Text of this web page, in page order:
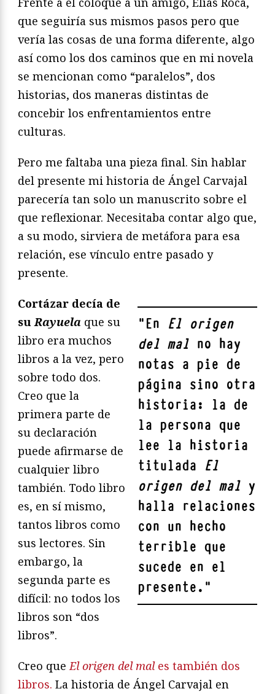
que seguiría sus mismos pasos pero que
vería las cosas de una forma diferente, algo
así como los dos caminos que en mi novela
se mencionan como “paralelos”, dos
historias, dos maneras distintas de
concebir los enfrentamientos entre
culturas.
Pero me faltaba una pieza final. Sin hablar
del presente mi historia de Ángel Carvajal
parecería tan solo un manuscrito sobre el
que reflexionar. Necesitaba contar algo que,
a su modo, sirviera de metáfora para esa
relación, ese vínculo entre pasado y
presente.
"En El origen
del mal no hay
notas a pie de
página sino otra
historia: la de
la persona que
lee la historia
titulada El
origen del mal y
halla relaciones
con un hecho
terrible que
sucede en el
presente. "
Cortázar decía de
suRayuela que su
libro era muchos
libros a la vez, pero
sobre todo dos.
Creo que la
primera parte de
su declaración
puede afirmarse de
cualquier libro
también. Todo libro
es, en sí mismo,
tantos libros como
sus lectores. Sin
embargo, la
segunda parte es
difícil: no todos los
libros son “dos
libros”.
Creo queEl origen del males también dos
libros. La historia de Ángel Carvajal en